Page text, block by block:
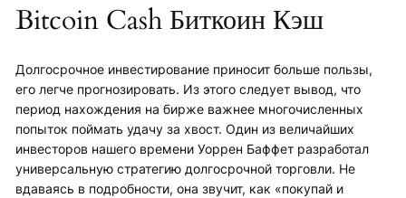
Bitcoin Cash Биткоин Кэш
Долгосрочное инвестирование приносит больше пользы,
его легче прогнозировать. Из этого следует вывод, что
период нахождения на бирже важнее многочисленных
попыток поймать удачу за хвост. Один из величайших
инвесторов нашего времени Уоррен Баффет разработал
универсальную стратегию долгосрочной торговли. Не
вдаваясь в подробности, она звучит, как «покупай и